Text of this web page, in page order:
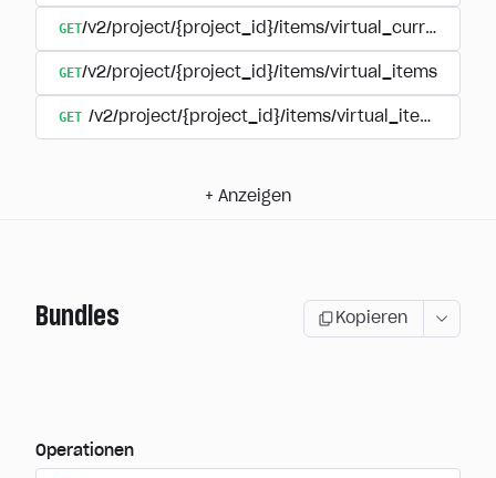
GET/v2/project/{project_id}/items/virtual_currency/
GET/v2/project/{project_id}/items/virtual_items
GET /v2/project/{project_id}/items/virtual_items/
+ Anzeigen
Bundles Kopieren
Operationen